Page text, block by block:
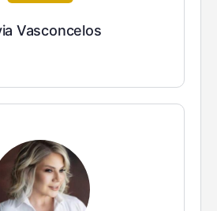
Vasconcelos